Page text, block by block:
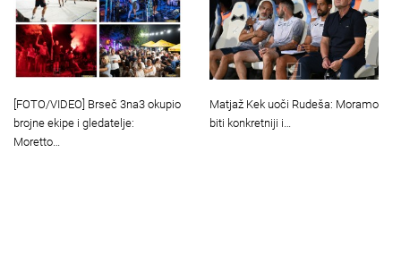
[FOTO/VIDEO] Brseč 3na3 okupio
brojne ekipe i gledatelje:
Moretto…
Matjaž Kek uoči Rudeša: Moramo
biti konkretniji i…